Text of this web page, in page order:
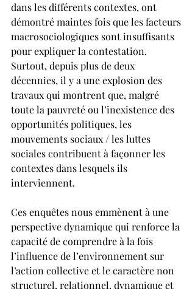
dans les différents contextes, ont
démontré maintes fois que les facteurs
macrosociologiques sont insuffisants
pour expliquer la contestation.
Surtout, depuis plus de deux
décennies, il y a une explosion des
travaux qui montrent que, malgré
toute la pauvreté ou l’inexistence des
opportunités politiques, les
mouvements sociaux / les luttes
sociales contribuent à façonner les
contextes dans lesquels ils
interviennent.
Ces enquêtes nous emmènent à une
perspective dynamique qui renforce la
capacité de comprendre à la fois
l’influence de l’environnement sur
l’action collective et le caractère non
structurel, relationnel, dynamique et